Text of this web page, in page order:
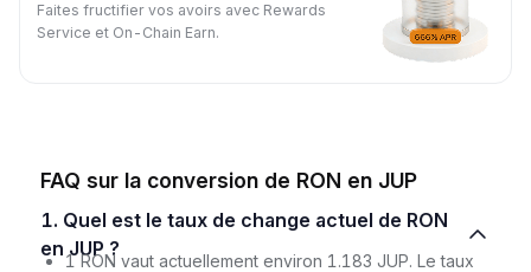
Faites fructifier vos avoirs avec Rewards
Service et On-Chain Earn.
FAQ sur la conversion de RON en JUP
1. Quel est le taux de change actuel de RON
en JUP ?
1 RON vaut actuellement environ 1.183 JUP. Le taux